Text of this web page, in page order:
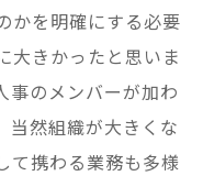
かを明確にする必要
大きかったと思いま
事のメンバーが加わ
当然組織が大きくな
て携わる業務も多様